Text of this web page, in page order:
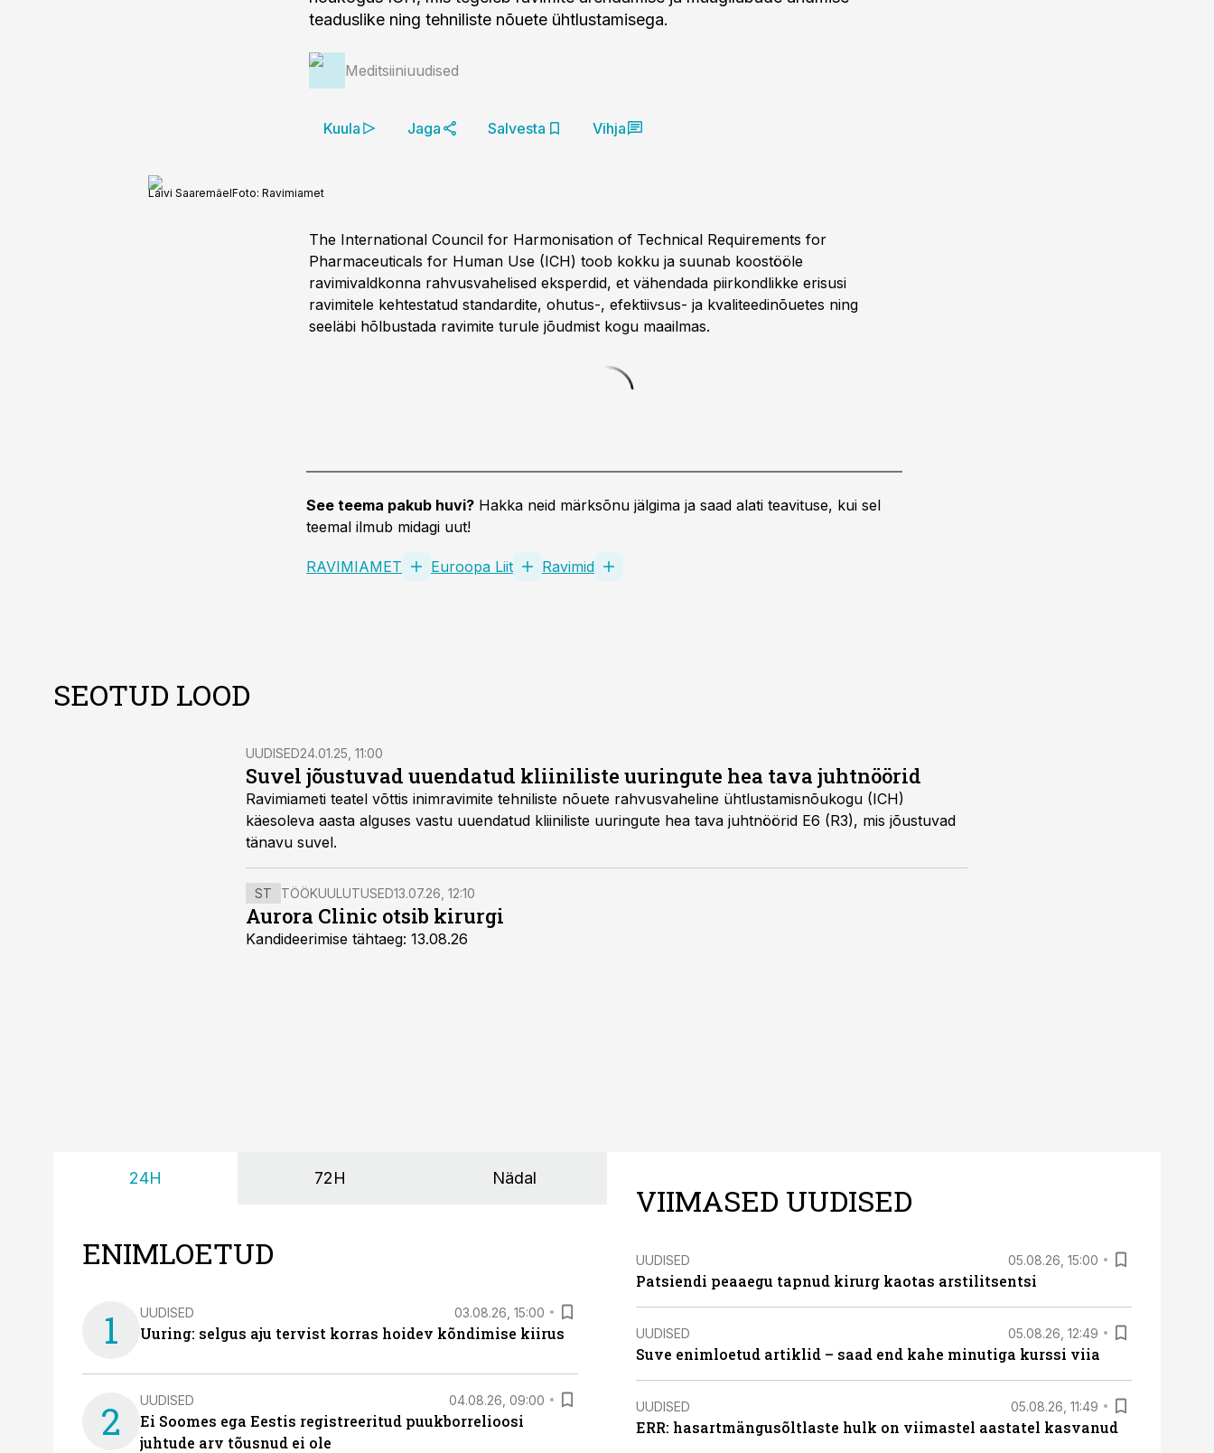
teaduslike ning tehniliste nõuete ühtlustamisega.
Meditsiiniuudised
Kuula Jaga Salvesta Vihja
Laivi SaaremäelFoto: Ravimiamet
The International Council for Harmonisation of Technical Requirements for
Pharmaceuticals for Human Use (ICH) toob kokku ja suunab koostööle
ravimivaldkonna rahvusvahelised eksperdid, et vähendada piirkondlikke erisusi
ravimitele kehtestatud standardite, ohutus-, efektiivsus- ja kvaliteedinõuetes ning
seeläbi hõlbustada ravimite turule jõudmist kogu maailmas.
See teema pakub huvi? Hakka neid märksõnu jälgima ja saad alati teavituse, kui sel
teemal ilmub midagi uut!
RAVIMIAMET Euroopa Liit Ravimid
SEOTUD LOOD
UUDISED24.01.25, 11:00
Suvel jõustuvad uuendatud kliiniliste uuringute hea tava juhtnöörid
Ravimiameti teatel võttis inimravimite tehniliste nõuete rahvusvaheline ühtlustamisnõukogu (ICH)
käesoleva aasta alguses vastu uuendatud kliiniliste uuringute hea tava juhtnöörid E6 (R3), mis jõustuvad
tänavu suvel.
ST TÖÖKUULUTUSED13.07.26, 12:10
Aurora Clinic otsib kirurgi
Kandideerimise tähtaeg: 13.08.26
24H 72H Nädal
ENIMLOETUD
1 UUDISED 03.08.26, 15:00
Uuring: selgus aju tervist korras hoidev kõndimise kiirus
2 UUDISED 04.08.26, 09:00
Ei Soomes ega Eestis registreeritud puukborrelioosi
juhtude arv tõusnud ei ole
VIIMASED UUDISED
UUDISED 05.08.26, 15:00
Patsiendi peaaegu tapnud kirurg kaotas arstilitsentsi
UUDISED 05.08.26, 12:49
Suve enimloetud artiklid – saad end kahe minutiga kurssi viia
UUDISED 05.08.26, 11:49
ERR: hasartmängusõltlaste hulk on viimastel aastatel kasvanud